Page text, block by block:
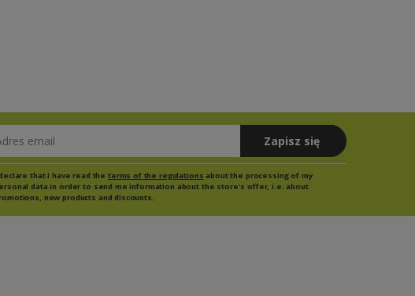
email
Zapisz się
that I have read the terms of the regulations about the processing of my
data in order to send me information about the store's offer, i.e. about
new products and discounts.